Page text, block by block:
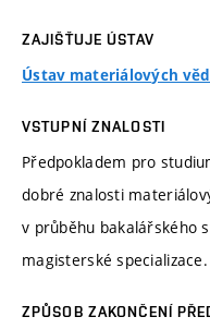
ZAJIŠŤUJE ÚSTAV
Ústav materiálových
VSTUPNÍ ZNALOSTI
Předpokladem pro
dobré znalosti
v průběhu bakalářského
magisterské specializace.
ZPŮSOB ZAKONČENÍ